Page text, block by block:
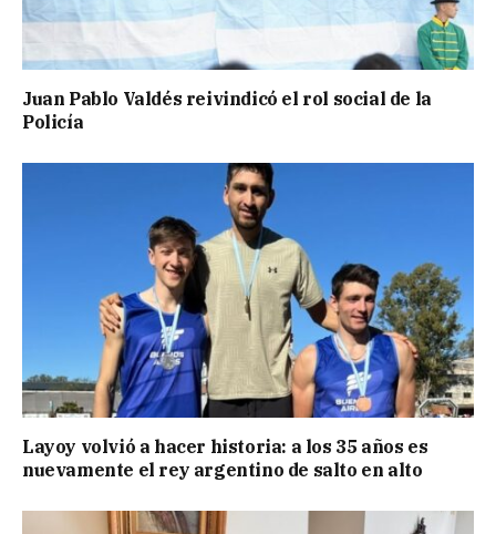
Juan Pablo Valdés reivindicó el rol social de la
Policía
Layoy volvió a hacer historia: a los 35 años es
nuevamente el rey argentino de salto en alto